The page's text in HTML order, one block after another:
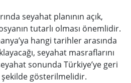
seyahat planının açık,
tutarlı olması önemlidir.
hangi tarihler arasında
seyahat masraflarını
sonunda Türkiye’ye geri
gösterilmelidir.